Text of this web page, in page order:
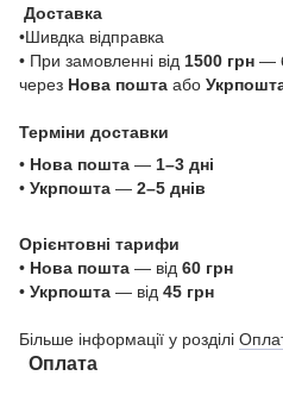
Доставка
•Шивдка відправка
• При замовленні від 1500 грн —
через Нова пошта або
Терміни доставки
• Нова пошта — 1–3 дні
• Укрпошта — 2–5 днів
Орієнтовні тарифи
• Нова пошта — від 60 грн
• Укрпошта — від 45 грн
Більше інформації у розділі
Оплата